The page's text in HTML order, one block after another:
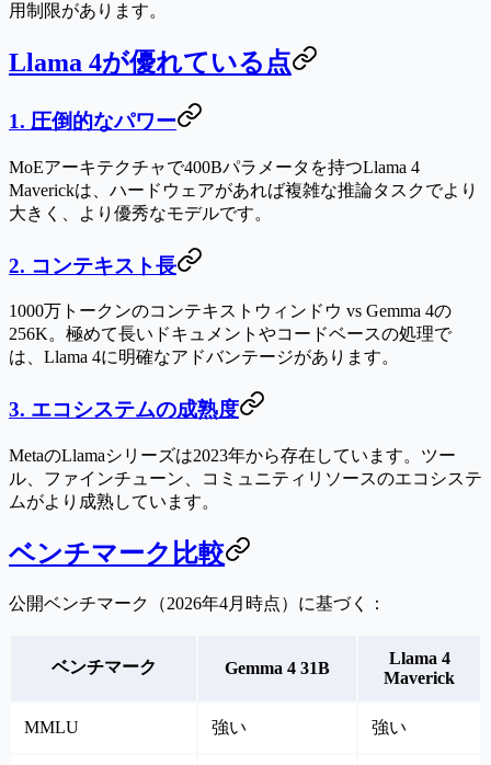
用制限があります。
Llama 4が優れている点
1. 圧倒的なパワー
MoEアーキテクチャで400Bパラメータを持つLlama 4
Maverickは、ハードウェアがあれば複雑な推論タスクでより
大きく、より優秀なモデルです。
2. コンテキスト長
1000万トークンのコンテキストウィンドウ vs Gemma 4の
256K。極めて長いドキュメントやコードベースの処理で
は、Llama 4に明確なアドバンテージがあります。
3. エコシステムの成熟度
MetaのLlamaシリーズは2023年から存在しています。ツー
ル、ファインチューン、コミュニティリソースのエコシステ
ムがより成熟しています。
ベンチマーク比較
公開ベンチマーク（2026年4月時点）に基づく：
ベンチマーク Gemma 4 31B
Llama 4
Maverick
MMLU 強い 強い